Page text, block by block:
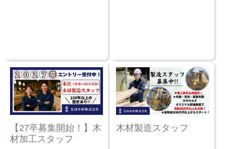
【27卒募集開始！】木
材加工スタッフ
木材製造スタッフ